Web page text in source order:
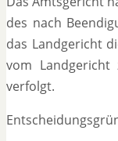
des nach
das Landgericht
vom Landgericht
verfolgt.